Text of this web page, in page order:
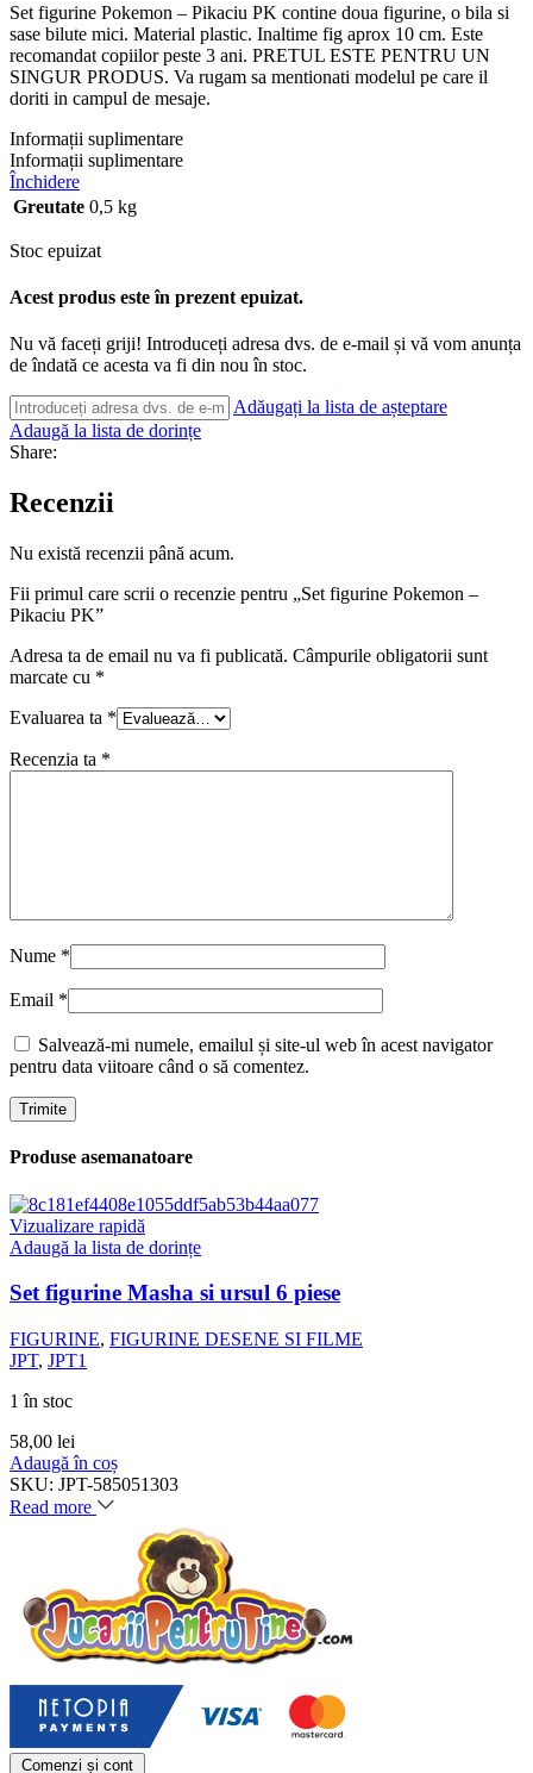
Set figurine Pokemon – Pikaciu PK contine doua figurine, o bila si
sase bilute mici. Material plastic. Inaltime fig aprox 10 cm. Este
recomandat copiilor peste 3 ani. PRETUL ESTE PENTRU UN
SINGUR PRODUS. Va rugam sa mentionati modelul pe care il
doriti in campul de mesaje.
Informații suplimentare
Informații suplimentare
Închidere
Greutate 0,5 kg
Stoc epuizat
Acest produs este în prezent epuizat.
Nu vă faceți griji! Introduceți adresa dvs. de e-mail și vă vom anunța
de îndată ce acesta va fi din nou în stoc.
Adăugați la lista de așteptare
Adaugă la lista de dorințe
Share:
Recenzii
Nu există recenzii până acum.
Fii primul care scrii o recenzie pentru „Set figurine Pokemon –
Pikaciu PK”
Adresa ta de email nu va fi publicată. Câmpurile obligatorii sunt
marcate cu *
Evaluarea ta *
Recenzia ta *
Nume *
Email *
Salvează-mi numele, emailul și site-ul web în acest navigator
pentru data viitoare când o să comentez.
Produse asemanatoare
Vizualizare rapidă
Adaugă la lista de dorințe
Set figurine Masha si ursul 6 piese
FIGURINE, FIGURINE DESENE SI FILME
JPT, JPT1
1 în stoc
58,00 lei
Adaugă în coș
SKU: JPT-585051303
Read more
Comenzi și cont